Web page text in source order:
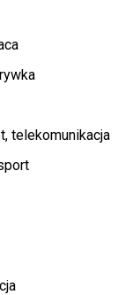
telekomunikacja